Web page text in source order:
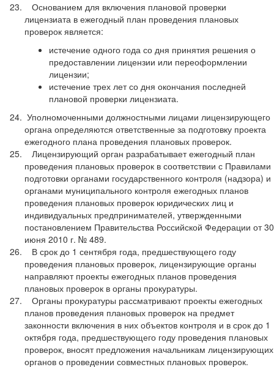
Основанием для включения плановой проверки
лицензиата в ежегодный план проведения плановых
проверок является:
истечение одного года со дня принятия решения о
предоставлении лицензии или переоформлении
лицензии;
истечение трех лет со дня окончания последней
плановой проверки лицензиата.
Уполномоченными должностными лицами лицензирующего
органа определяются ответственные за подготовку проекта
ежегодного плана проведения плановых проверок.
Лицензирующий орган разрабатывает ежегодный план
проведения плановых проверок в соответствии с Правилами
подготовки органами государственного контроля (надзора) и
органами муниципального контроля ежегодных планов
проведения плановых проверок юридических лиц и
индивидуальных предпринимателей, утвержденными
постановлением Правительства Российской Федерации от 30
июня 2010 г. № 489.
В срок до 1 сентября года, предшествующего году
проведения плановых проверок, лицензирующие органы
направляют проекты ежегодных планов проведения
плановых проверок в органы прокуратуры.
Органы прокуратуры рассматривают проекты ежегодных
планов проведения плановых проверок на предмет
законности включения в них объектов контроля и в срок до 1
октября года, предшествующего году проведения плановых
проверок, вносят предложения начальникам лицензирующих
органов о проведении совместных плановых проверок.